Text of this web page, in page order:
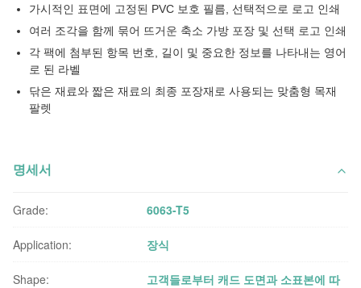
가시적인 표면에 고정된 PVC 보호 필름, 선택적으로 로고 인쇄
여러 조각을 함께 묶어 뜨거운 축소 가방 포장 및 선택 로고 인쇄
각 팩에 첨부된 항목 번호, 길이 및 중요한 정보를 나타내는 영어
로 된 라벨
닦은 재료와 짧은 재료의 최종 포장재로 사용되는 맞춤형 목재
팔렛
명세서
Grade: 6063-T5
Application: 장식
Shape:
고객들로부터 캐드 도면과 소표본에 따